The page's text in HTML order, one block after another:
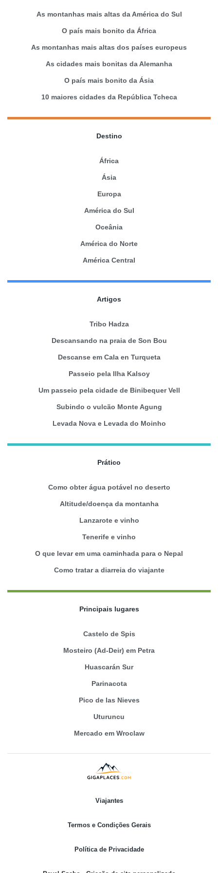
As montanhas mais altas da América do Sul
O país mais bonito da África
As montanhas mais altas dos países europeus
As cidades mais bonitas da Alemanha
O país mais bonito da Ásia
10 maiores cidades da República Tcheca
Destino
África
Ásia
Europa
América do Sul
Oceânia
América do Norte
América Central
Artigos
Tribo Hadza
Descansando na praia de Son Bou
Descanse em Cala en Turqueta
Passeio pela Ilha Kalsoy
Um passeio pela cidade de Binibequer Vell
Subindo o vulcão Monte Agung
Levada Nova e Levada do Moinho
Prático
Como obter água potável no deserto
Altitude/doença da montanha
Lanzarote e vinho
Tenerife e vinho
O que levar em uma caminhada para o Nepal
Como tratar a diarreia do viajante
Principais lugares
Castelo de Spis
Mosteiro (Ad-Deir) em Petra
Huascarán Sur
Parinacota
Pico de las Nieves
Uturuncu
Mercado em Wroclaw
Viajantes
Termos e Condições Gerais
Política de Privacidade